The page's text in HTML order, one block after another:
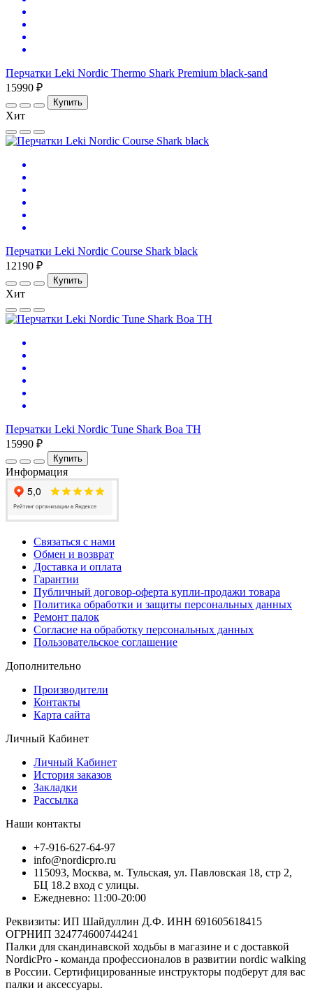
Перчатки Leki Nordic Thermo Shark Premium black-sand
15990 ₽
Купить
Хит
Перчатки Leki Nordic Course Shark black
12190 ₽
Купить
Хит
Перчатки Leki Nordic Tune Shark Boa TH
15990 ₽
Купить
Информация
Связаться с нами
Обмен и возврат
Доставка и оплата
Гарантии
Публичный договор-оферта купли-продажи товара
Политика обработки и защиты персональных данных
Ремонт палок
Согласие на обработку персональных данных
Пользовательское соглашение
Дополнительно
Производители
Контакты
Карта сайта
Личный Кабинет
Личный Кабинет
История заказов
Закладки
Рассылка
Наши контакты
+7-916-627-64-97
info@nordicpro.ru
115093, Москва, м. Тульская, ул. Павловская 18, стр 2,
БЦ 18.2 вход с улицы.
Ежедневно: 11:00-20:00
Реквизиты: ИП Шайдуллин Д.Ф. ИНН 691605618415
ОГРНИП 324774600744241
Палки для скандинавской ходьбы в магазине и с доставкой
NordicPro - команда профессионалов в развитии nordic walking
в России. Сертифицированные инструкторы подберут для вас
палки и аксессуары.